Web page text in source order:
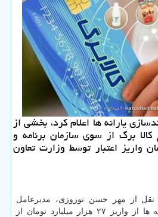
یارانه ها اعلام کرد، بخشی از
کالا برگ از سوی سازمان برنامه و
واریز اعتبار توسط وزارت تعاون
از مهر حسن نوروزی، مدیرعامل
هدفمندسازی یارانه ها از واریز ۲۷ هزار میلیارد تومان از